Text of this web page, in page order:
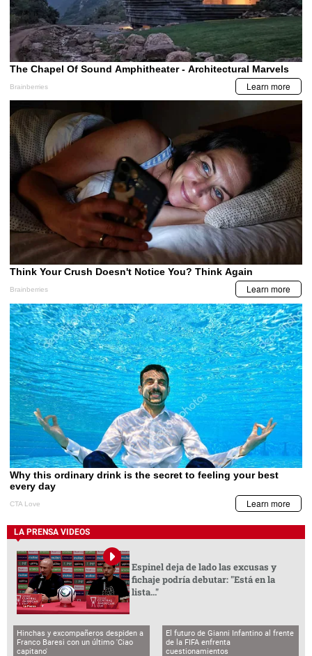
LA PRENSA VIDEOS
Espinel deja de lado las excusas y
fichaje podría debutar: "Está en la
lista..."
Hinchas y excompañeros despiden a
Franco Baresi con un último 'Ciao
capitano'
El futuro de Gianni Infantino al frente
de la FIFA enfrenta
cuestionamientos